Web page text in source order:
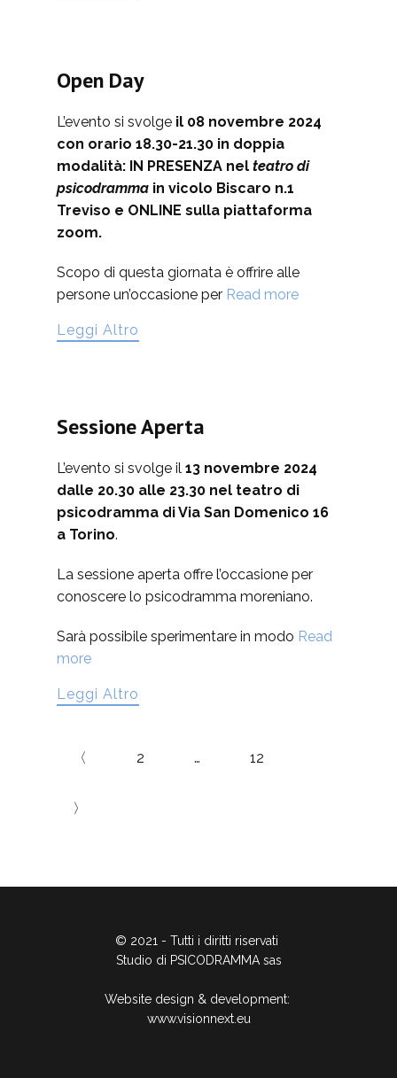
Open Day
L’evento si svolge il 08 novembre 2024
con orario 18.30-21.30 in doppia
modalità: IN PRESENZA nel teatro di
psicodramma in vicolo Biscaro n.1
Treviso e ONLINE sulla piattaforma
zoom.
Scopo di questa giornata è offrire alle
persone un’occasione per Read more
Leggi Altro
Sessione Aperta
L’evento si svolge il 13 novembre 2024
dalle 20.30 alle 23.30 nel teatro di
psicodramma di Via San Domenico 16
a Torino.
La sessione aperta offre l’occasione per
conoscere lo psicodramma moreniano.
Sarà possibile sperimentare in modo Read
more
Leggi Altro
〈 2 … 12
〉
© 2021 - Tutti i diritti riservati
Studio di PSICODRAMMA sas
Website design & development:
www.visionnext.eu